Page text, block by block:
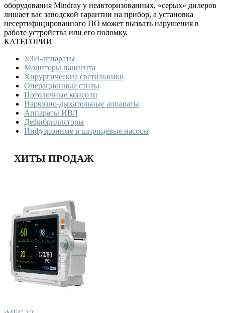
оборудования Mindray у неавторизованных, «серых» дилеров
лишает вас заводской гарантии на прибор, а установка
несертифицированного ПО может вызвать нарушения в
работе устройства или его поломку.
КАТЕГОРИИ
УЗИ-аппараты
Мониторы пациента
Хирургические светильники
Операционные столы
Потолочные консоли
Наркозно-дыхательные аппараты
Аппараты ИВЛ
Дефибрилляторы
Инфузионные и шприцевые насосы
ХИТЫ ПРОДАЖ